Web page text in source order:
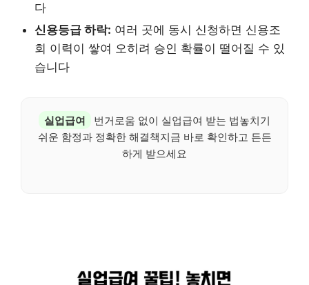
다
신용등급 하락: 여러 곳에 동시 신청하면 신용조
회 이력이 쌓여 오히려 승인 확률이 떨어질 수 있
습니다
실업급여
번거로움 없이 실업급여 받는 법놓치기
쉬운 함정과 정확한 해결책지금 바로 확인하고 든든
하게 받으세요